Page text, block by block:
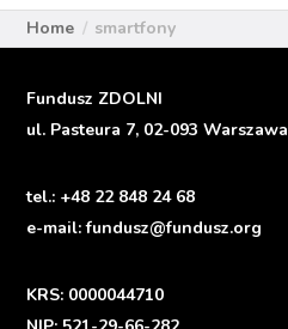
Home smartfony
Fundusz ZDOLNI
ul. Pasteura 7, 02-093 Warszawa
tel.: +48 22 848 24 68
e-mail:fundusz@fundusz.org
KRS: 0000044710